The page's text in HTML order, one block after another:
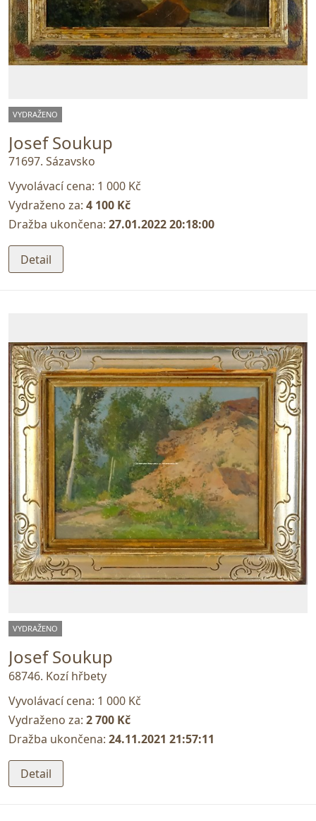
VYDRAŽENO
Josef Soukup
71697. Sázavsko
Vyvolávací cena: 1 000 Kč
Vydraženo za: 4 100 Kč
Dražba ukončena: 27.01.2022 20:18:00
Detail
VYDRAŽENO
Josef Soukup
68746. Kozí hřbety
Vyvolávací cena: 1 000 Kč
Vydraženo za: 2 700 Kč
Dražba ukončena: 24.11.2021 21:57:11
Detail